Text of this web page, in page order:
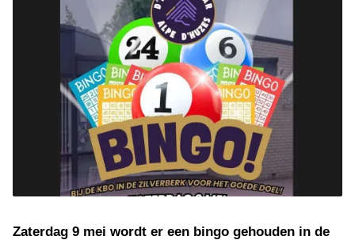
Zaterdag 9 mei wordt er een bingo gehouden in de